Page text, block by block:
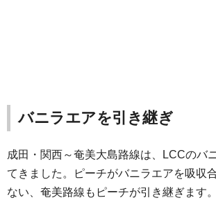
バニラエアを引き継ぎ
成田・関西～奄美大島路線は、LCCのバ
てきました。ピーチがバニラエアを吸収
ない、奄美路線もピーチが引き継ぎます。